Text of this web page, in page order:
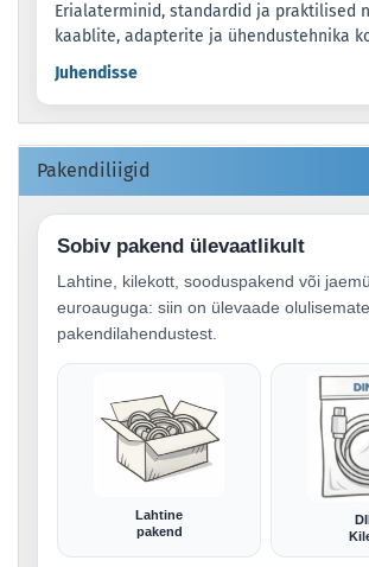
Erialaterminid, standardid ja praktilised
kaablite, adapterite ja ühendustehnika
Juhendisse
Pakendiliigid
Sobiv pakend ülevaatlikult
Lahtine, kilekott, sooduspakend või
euroauguga: siin on ülevaade
pakendilahendustest.
Lahtine
pakend